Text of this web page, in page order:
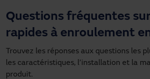
Questions fréquentes
rapides à enroulement
Trouvez les réponses aux questions les
les caractéristiques, l’installation et la
produit.